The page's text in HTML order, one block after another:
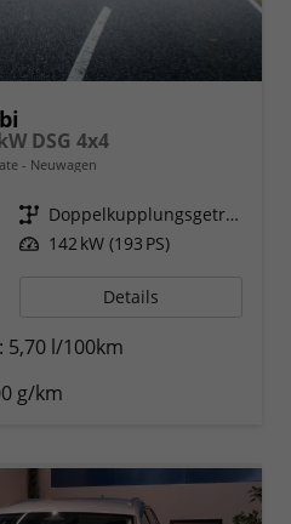
DSG 4x4
Neuwagen
Getriebe
Doppelkupplungsgetriebe (DSG)
Leistung 142 kW (193 PS)
Details
5,70 l/100km
g/km